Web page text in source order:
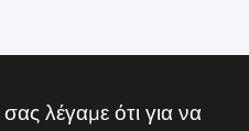
λέγαμε ότι για να